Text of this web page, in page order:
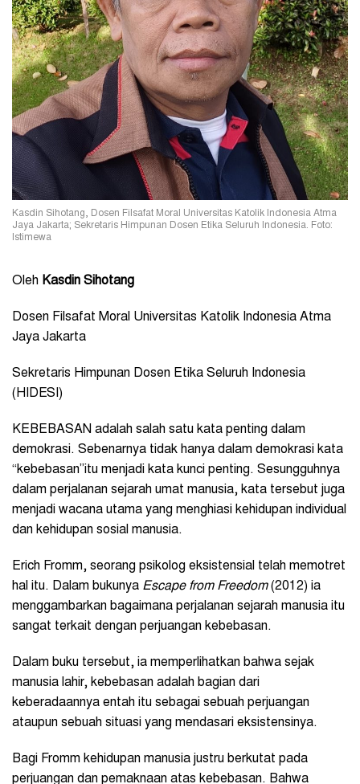
Kasdin Sihotang, Dosen Filsafat Moral Universitas Katolik Indonesia Atma
Jaya Jakarta; Sekretaris Himpunan Dosen Etika Seluruh Indonesia. Foto:
Istimewa
Oleh Kasdin Sihotang
Dosen Filsafat Moral Universitas Katolik Indonesia Atma
Jaya Jakarta
Sekretaris Himpunan Dosen Etika Seluruh Indonesia
(HIDESI)
KEBEBASAN adalah salah satu kata penting dalam
demokrasi. Sebenarnya tidak hanya dalam demokrasi kata
“kebebasan”itu menjadi kata kunci penting. Sesungguhnya
dalam perjalanan sejarah umat manusia, kata tersebut juga
menjadi wacana utama yang menghiasi kehidupan individual
dan kehidupan sosial manusia.
Erich Fromm, seorang psikolog eksistensial telah memotret
hal itu. Dalam bukunya Escape from Freedom(2012) ia
menggambarkan bagaimana perjalanan sejarah manusia itu
sangat terkait dengan perjuangan kebebasan.
Dalam buku tersebut, ia memperlihatkan bahwa sejak
manusia lahir, kebebasan adalah bagian dari
keberadaannya entah itu sebagai sebuah perjuangan
ataupun sebuah situasi yang mendasari eksistensinya.
Bagi Fromm kehidupan manusia justru berkutat pada
perjuangan dan pemaknaan atas kebebasan. Bahwa